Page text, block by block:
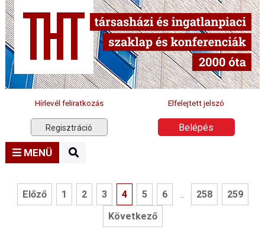
Hírlevél feliratkozás Elfelejtett jelszó
Regisztráció Belépés
MENÜ
Előző 1 2 3 4 5 6 ... 258
259
Következő